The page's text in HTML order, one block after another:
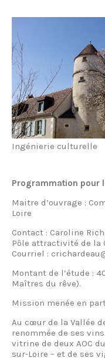
Ingénierie culturelle
Programmation pour
Maitre d’ouvrage :
Loire
Contact : Caroline
Pôle attractivité de la
Courriel :
Montant de l’étude :
Maîtres du rêve).
Mission menée en
Au cœur de la Vallée
renommée de ses
vitrine de deux AOC
sur-Loire – et de ses